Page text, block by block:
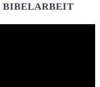
BIBELARBEIT